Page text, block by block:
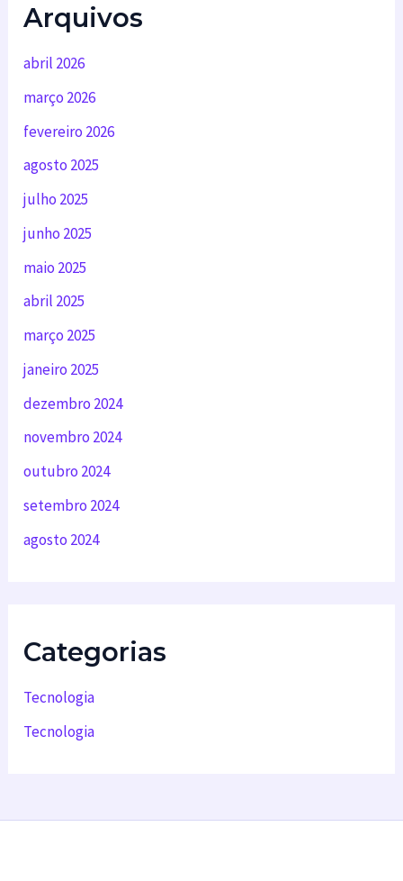
Arquivos
abril 2026
março 2026
fevereiro 2026
agosto 2025
julho 2025
junho 2025
maio 2025
abril 2025
março 2025
janeiro 2025
dezembro 2024
novembro 2024
outubro 2024
setembro 2024
agosto 2024
Categorias
Tecnologia
Tecnologia